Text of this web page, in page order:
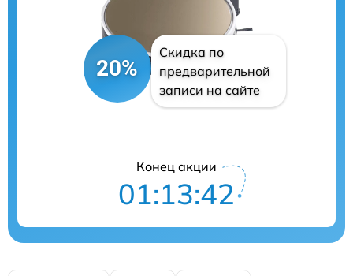
20%
Скидка по
предварительной
записи на сайте
Конец акции
01:13:42